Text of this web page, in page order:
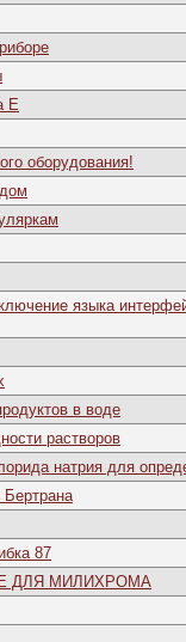
Е
оборудования!
языка
в воде
растворов
натрия для
87
ДЛЯ МИЛИХРОМА